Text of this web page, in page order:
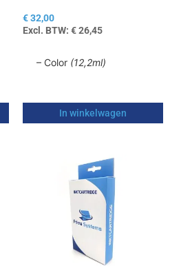
€32,00
Excl. BTW: €26,45
– Color (12,2ml)
In winkelwagen